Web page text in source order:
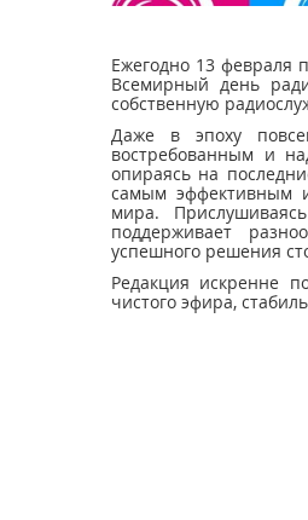
Ежегодно 13 февраля
Всемирный день
собственную
Даже в эпоху
востребованным и
опираясь на
самым эффективным
мира.
поддерживает
успешного решения
Редакция искренне
чистого эфира,